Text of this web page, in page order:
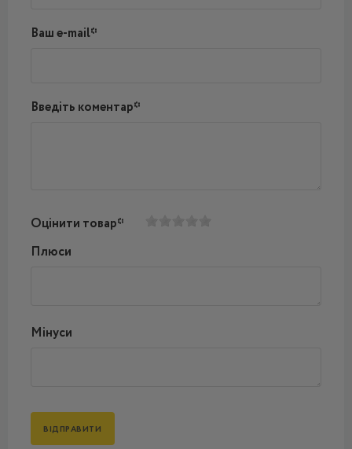
Ваш e-mail*
Введіть коментар*
Оцінити товар*
Плюси
Мінуси